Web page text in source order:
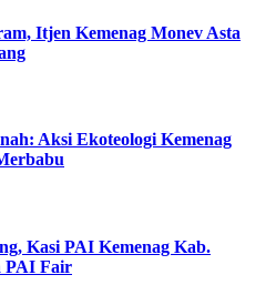
Itjen Kemenag Monev Asta
Aksi Ekoteologi Kemenag
Kasi PAI Kemenag Kab.
PAI Fair